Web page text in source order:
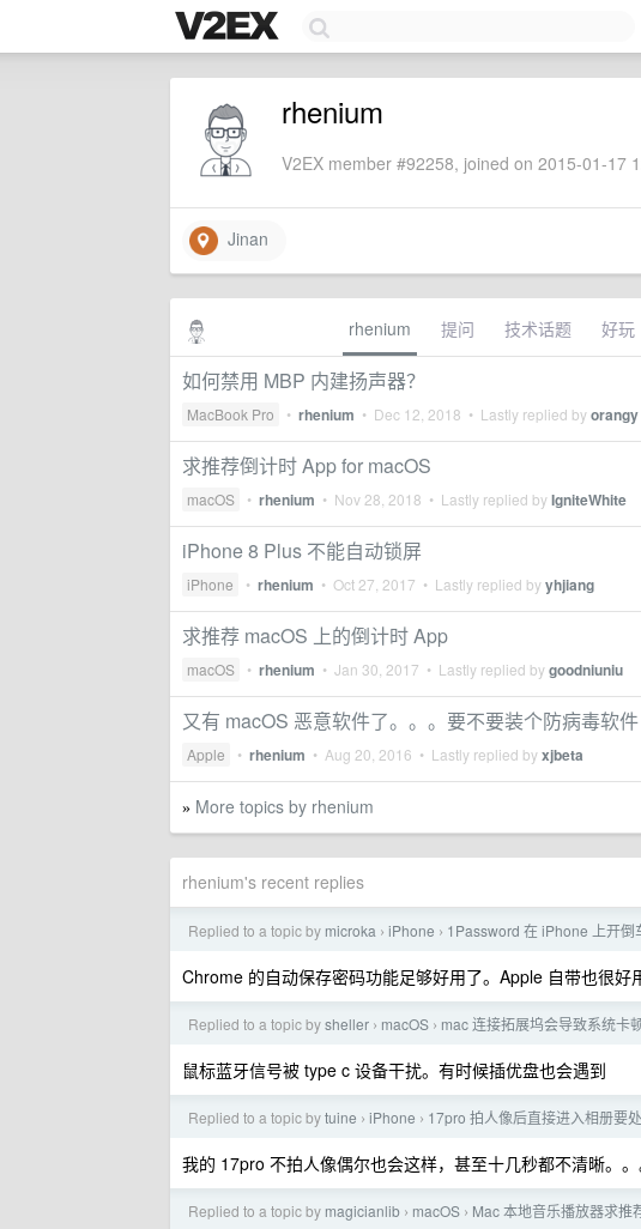
rhenium
V2EX member #92258, joined on 2015-01-17
Jinan
rhenium 提问 技术话题 好玩
如何禁用 MBP 内建扬声器？
MacBook Pro • rhenium • Dec 12, 2018 • Lastly replied byorangy
求推荐倒计时 App for macOS
macOS • rhenium • Nov 28, 2018 • Lastly replied byIgniteWhite
iPhone 8 Plus 不能自动锁屏
iPhone • rhenium • Oct 27, 2017 • Lastly replied byyhjiang
求推荐 macOS 上的倒计时 App
macOS • rhenium • Jan 30, 2017 • Lastly replied bygoodniuniu
又有 macOS 恶意软件了。。。要不要装个防病毒软件
Apple • rhenium • Aug 20, 2016 • Lastly replied byxjbeta
» More topics by rhenium
rhenium's recent replies
Replied to a topic by microka › iPhone › 1Password 在 iPhone 上开倒
Chrome 的自动保存密码功能足够好用了。Apple 自带也很
Replied to a topic bysheller › macOS › mac 连接拓展坞会导致系统卡
鼠标蓝牙信号被 type c 设备干扰。有时候插优盘也会遇到
Replied to a topic bytuine › iPhone › 17pro 拍人像后直接进入相册要
我的 17pro 不拍人像偶尔也会这样，甚至十几秒都不清晰。
Replied to a topic by magicianlib › macOS › Mac 本地音乐播放器求推